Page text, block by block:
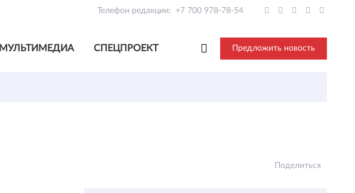
Телефон редакции: +7 700 978-78-54
МУЛЬТИМЕДИА СПЕЦПРОЕКТ Предложить новость
Поделиться